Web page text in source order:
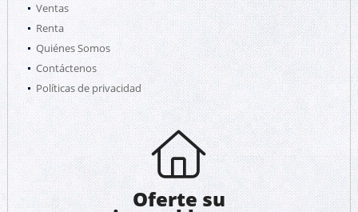
Ventas
Renta
Quiénes Somos
Contáctenos
Políticas de privacidad
Oferte su